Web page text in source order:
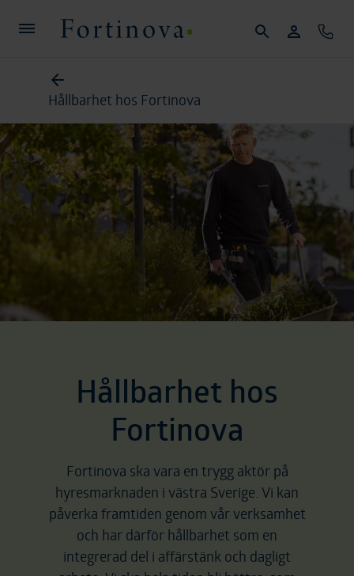
Sök Mina sidor
Hållbarhet hos Fortinova
Hållbarhet hos
Fortinova
Fortinova ska vara en trygg aktör på
hyresmarknaden i västra Sverige. Vi kan
påverka framtiden genom vår verksamhet
och har därför hållbarhet som en
integrerad del i affärstänk och dagligt